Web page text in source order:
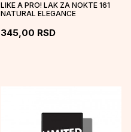
LIKE A PRO! LAK ZA NOKTE 161
NATURAL ELEGANCE
345,00 RSD